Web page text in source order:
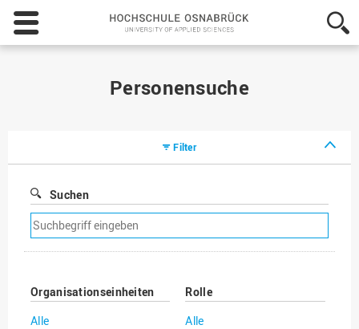
Hochschule
Osnabrück
-
Personensuche
Filter
Suchen
Suchfilter
entfernen
Organisationseinheiten
Alle
Rolle
Alle